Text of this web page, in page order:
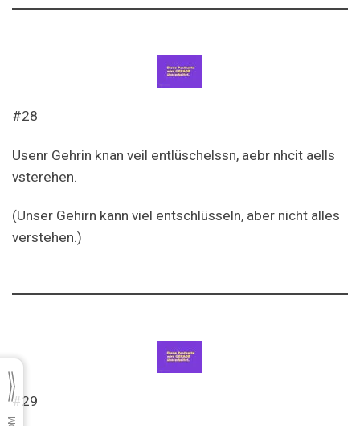
#28
Usenr Gehrin knan veil entlüschelssn, aebr nhcit aells
vsterehen.
(Unser Gehirn kann viel entschlüsseln, aber nicht alles
verstehen.)
#29